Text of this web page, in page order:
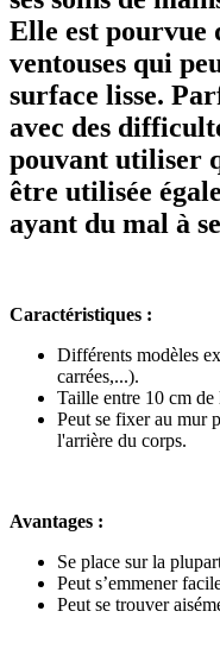
Elle est pourvue
ventouses qui
surface lisse.
avec des
pouvant utiliser
être utilisée
ayant du mal à
Caractéristiques :
Différents modèles
carrées,...).
Taille entre 10 cm
Peut se fixer au mur
l'arrière du corps.
Avantages :
Se place sur la
Peut s’emmener
Peut se trouver